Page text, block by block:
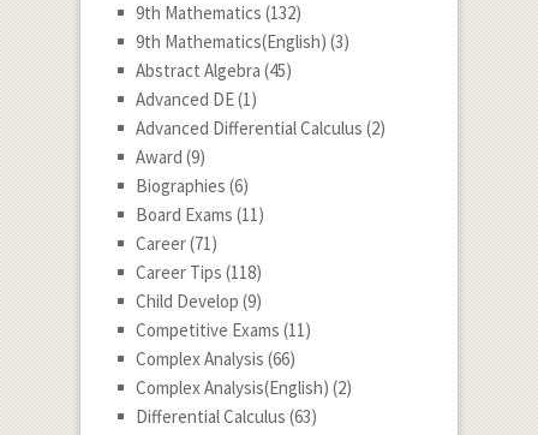
9th Mathematics (132)
9th Mathematics(English) (3)
Abstract Algebra (45)
Advanced DE(1)
Advanced Differential Calculus (2)
Award (9)
Biographies (6)
Board Exams (11)
Career(71)
Career Tips (118)
Child Develop (9)
Competitive Exams (11)
Complex Analysis (66)
Complex Analysis(English) (2)
Differential Calculus (63)